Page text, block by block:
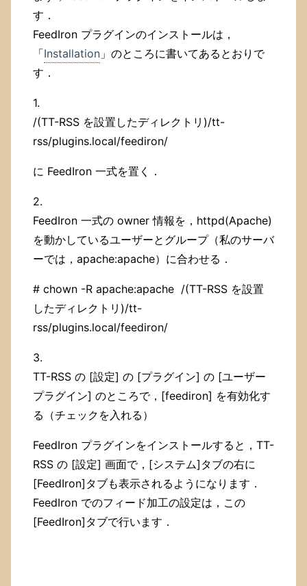
す．
FeedIron プラグインのインストールは，
「Installation 」のところに書いてあるとおりで
す．
1.
/(TT-RSS を設置したディレクトリ)/tt-
rss/plugins.local/feediron/
に FeedIron 一式を置く．
2.
FeedIron 一式の owner 情報を，httpd(Apache)
を動かしているユーザーとグループ（私のサーバ
ーでは，apache:apache）に合わせる．
# chown -R apache:apache /(TT-RSS を設置
したディレクトリ)/tt-
rss/plugins.local/feediron/
3.
TT-RSS の [設定] の [プラグイン] の [ユーザー
プラグイン] のところで，[feediron] を有効化す
る（チェックを入れる）
FeedIron プラグインをインストールすると，TT-
RSS の [設定] 画面で，[システム]タブの右に
[FeedIron]タブも表示されるようになります．
FeedIron でのフィード加工の設定は，この
[FeedIron]タブで行います．